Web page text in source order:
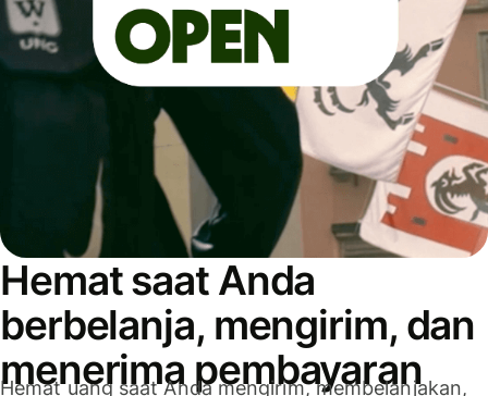
Hemat saat Anda
berbelanja, mengirim, dan
menerima pembayaran
Hemat uang saat Anda mengirim, membelanjakan,